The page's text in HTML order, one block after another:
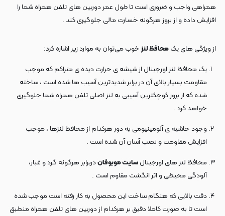
همراهی واجب و ضروری است تا طول عمر دوربین های تلفن همراه شما را
افزایش داده و از بروز هرگونه خسارت مالی جلوگیری کند .
از ویژگی های یکمحافظ لنزخوب می‌توان به موارد زیر اشاره کرد:
یک محافظ لنز اورجینال از شیشه ی حرارت دیده ی متراکم که موجب
مقاومت بسیار بالای آن در برابر شدیدترین آسیب ها شده است ، ساخته
شده که از بروز کوچکترین آسیبی به لنز اصلی تلفن همراه شما جلوگیری
خواهد کرد .
وجود حاشیه ی آلومینیومی به دور هرکدام از محافظ لنزها ، موجب
افزایش مقاومت و نصب آسان آن شده است .
محافظ لنز های اورجینالسایت موبوفاندربرابر هرگونه گرد و غبار،
آلودگی محیطی و اثر انگشت مقاوم است .
دقت بالایی که هنگام ساخت این محصول به کار رفته است موجب شده
است تا به صورت کاملا دقیق بر هرکدام از دوربین های تلفن همراه منطبق